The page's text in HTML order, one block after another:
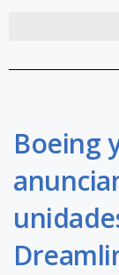
Boeing